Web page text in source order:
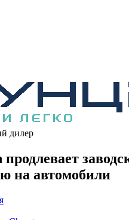
дилер
продлевает
на автомобили